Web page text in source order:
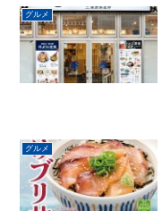
グルメ
グルメ